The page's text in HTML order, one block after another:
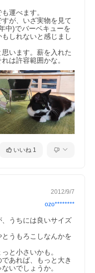
運べます。
が、いざ実物を見て
中)でバーベキューを
しれないと感じまし
います。薪を入れた
は許容範囲かな。
いいね 1
2012/9/7
ozo********
うちには良いサイズ
うもろこしなんかを
と小さいかも。
あれば、もっと大き
いでしょうか。